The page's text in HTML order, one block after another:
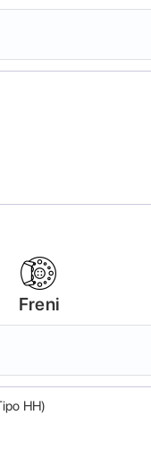
Freni
HH)